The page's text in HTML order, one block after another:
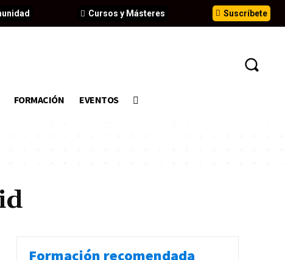
Suscríbete
Cursos y Másteres
FORMACIÓN EVENTOS
Formación recomendada